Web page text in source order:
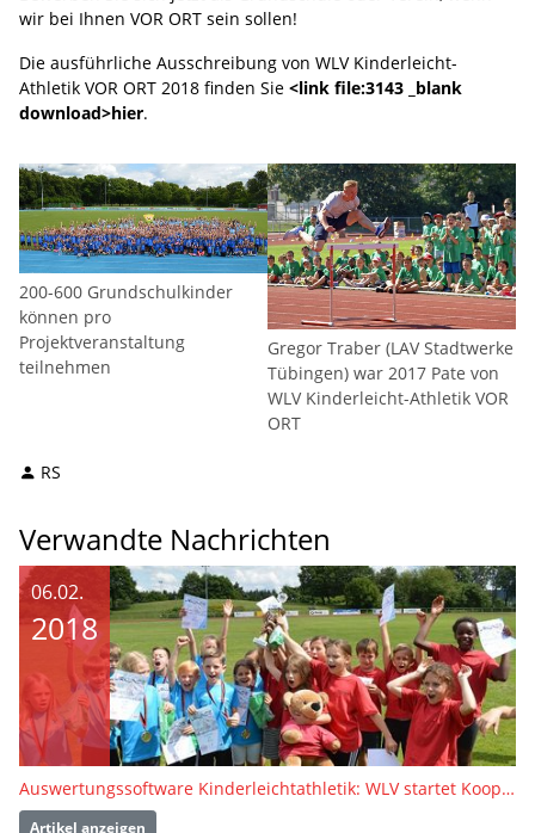
wir bei Ihnen VOR ORT sein sollen!
Die ausführliche Ausschreibung von WLV Kinderleicht-
Athletik VOR ORT 2018 finden Sie <link file:3143 _blank
download>hier.
200-600 Grundschulkinder
können pro
Projektveranstaltung
teilnehmen
Gregor Traber (LAV Stadtwerke
Tübingen) war 2017 Pate von
WLV Kinderleicht-Athletik VOR
ORT
RS
Verwandte Nachrichten
06.02.
2018
Auswertungssoftware Kinderleichtathletik: WLV startet Kooperation mit „AthletePro Junior“
Artikel anzeigen